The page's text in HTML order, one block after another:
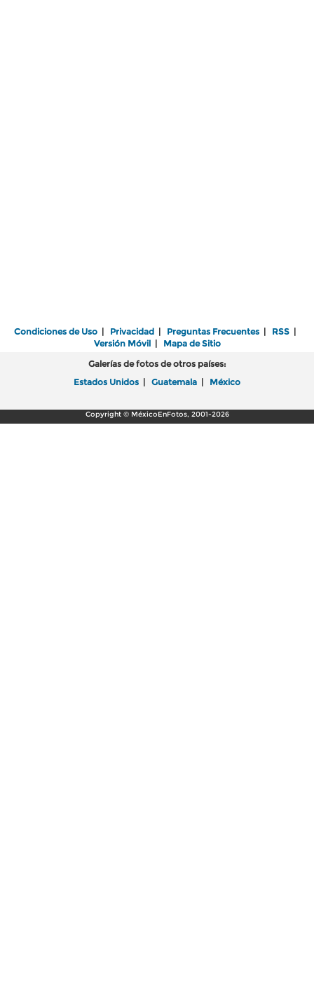
Condiciones de Uso | Privacidad | Preguntas Frecuentes | RSS |
Versión Móvil| Mapa de Sitio
Galerías de fotos de otros países:
Estados Unidos | Guatemala | México
Copyright © MéxicoEnFotos, 2001-2026